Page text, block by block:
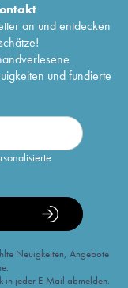
an und entdecken
und fundierte
Neuigkeiten, Angebote
in jeder E-Mail abmelden.